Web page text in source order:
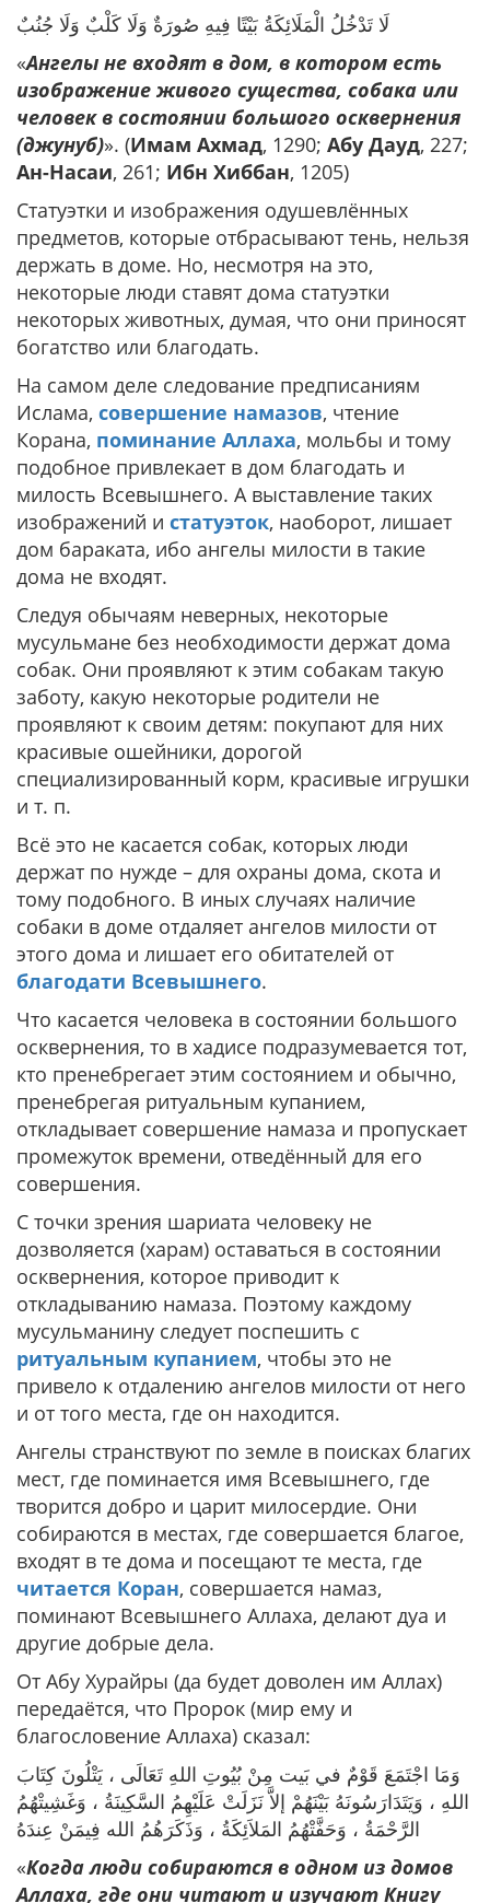
لَا تَدْخُلُ الْمَلَائِكَةُ بَيْتًا فِيهِ صُورَةٌ وَلَا كَلْبٌ وَلَا جُنُبٌ
«Ангелы не входят в дом, в котором есть
изображение живого существа, собака или
человек в состоянии большого осквернения
(джунуб)». (Имам Ахмад, 1290; Абу Дауд, 227;
Ан-Насаи, 261; Ибн Хиббан, 1205)
Статуэтки и изображения одушевлённых
предметов, которые отбрасывают тень, нельзя
держать в доме. Но, несмотря на это,
некоторые люди ставят дома статуэтки
некоторых животных, думая, что они приносят
богатство или благодать.
На самом деле следование предписаниям
Ислама, совершение намазов, чтение
Корана, поминание Аллаха, мольбы и тому
подобное привлекает в дом благодать и
милость Всевышнего. А выставление таких
изображений и статуэток, наоборот, лишает
дом бараката, ибо ангелы милости в такие
дома не входят.
Следуя обычаям неверных, некоторые
мусульмане без необходимости держат дома
собак. Они проявляют к этим собакам такую
заботу, какую некоторые родители не
проявляют к своим детям: покупают для них
красивые ошейники, дорогой
специализированный корм, красивые игрушки
и т. п.
Всё это не касается собак, которых люди
держат по нужде – для охраны дома, скота и
тому подобного. В иных случаях наличие
собаки в доме отдаляет ангелов милости от
этого дома и лишает его обитателей от
благодати Всевышнего.
Что касается человека в состоянии большого
осквернения, то в хадисе подразумевается тот,
кто пренебрегает этим состоянием и обычно,
пренебрегая ритуальным купанием,
откладывает совершение намаза и пропускает
промежуток времени, отведённый для его
совершения.
С точки зрения шариата человеку не
дозволяется (харам) оставаться в состоянии
осквернения, которое приводит к
откладыванию намаза. Поэтому каждому
мусульманину следует поспешить с
ритуальным купанием, чтобы это не
привело к отдалению ангелов милости от него
и от того места, где он находится.
Ангелы странствуют по земле в поисках благих
мест, где поминается имя Всевышнего, где
творится добро и царит милосердие. Они
собираются в местах, где совершается благое,
входят в те дома и посещают те места, где
читается Коран, совершается намаз,
поминают Всевышнего Аллаха, делают дуа и
другие добрые дела.
От Абу Хурайры (да будет доволен им Аллах)
передаётся, что Пророк (мир ему и
благословение Аллаха) сказал:
وَمَا اجْتَمَعَ قَوْمٌ في بَيت مِنْ بُيُوتِ اللهِ تَعَالَى ، يَتْلُونَ كِتَابَ
اللهِ ، وَيَتَدَارَسُونَهُ بَيْنَهُمْ إلاَّ نَزَلَتْ عَلَيْهِمُ السَّكِينَةُ ، وَغَشِيتْهُمُ
الرَّحْمَةُ ، وَحَفَّتْهُمُ المَلاَئِكَةُ ، وَذَكَرَهُمُ الله فِيمَنْ عِندَهُ
«Когда люди собираются в одном из домов
Аллаха, где они читают и изучают Книгу